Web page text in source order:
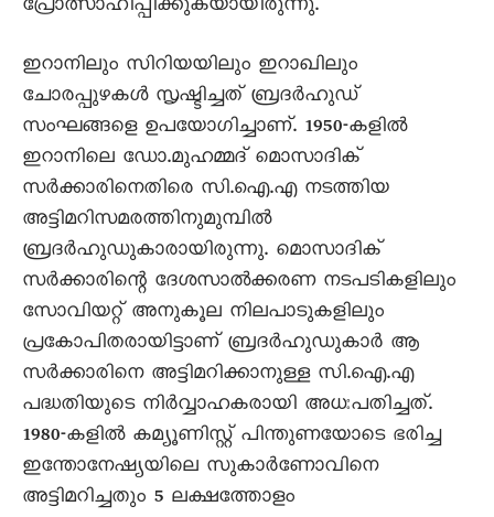
പ്രോത്സാഹിപ്പിക്കുകയായിരുന്നു.
ഇറാനിലും സിറിയയിലും ഇറാഖിലും
ചോരപ്പുഴകൾ സൃഷ്ടിച്ചത് ബ്രദർഹുഡ്
സംഘങ്ങളെ ഉപയോഗിച്ചാണ്. 1950-കളിൽ
ഇറാനിലെ ഡോ.മുഹമ്മദ്‌ മൊസാദിക്
സർക്കാരിനെതിരെ സി.ഐ.എ നടത്തിയ
അട്ടിമറിസമരത്തിനുമുമ്പിൽ
ബ്രദർഹുഡുകാരായിരുന്നു. മൊസാദിക്
സർക്കാരിന്റെ ദേശസാൽക്കരണ നടപടികളിലും
സോവിയറ്റ് അനുകൂല നിലപാടുകളിലും
പ്രകോപിതരായിട്ടാണ് ബ്രദർഹുഡുകാർ ആ
സർക്കാരിനെ അട്ടിമറിക്കാനുള്ള സി.ഐ.എ
പദ്ധതിയുടെ നിർവ്വാഹകരായി അധഃപതിച്ചത്.
1980-കളിൽ കമ്യൂണിസ്റ്റ് പിന്തുണയോടെ ഭരിച്ച
ഇന്തോനേഷ്യയിലെ സുകാർണോവിനെ
അട്ടിമറിച്ചതും 5 ലക്ഷത്തോളം